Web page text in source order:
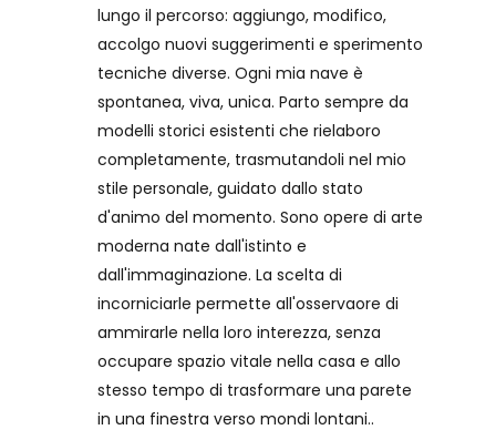
lungo il percorso: aggiungo, modifico,
accolgo nuovi suggerimenti e sperimento
tecniche diverse. Ogni mia nave è
spontanea, viva, unica. Parto sempre da
modelli storici esistenti che rielaboro
completamente, trasmutandoli nel mio
stile personale, guidato dallo stato
d'animo del momento. Sono opere di arte
moderna nate dall'istinto e
dall'immaginazione. La scelta di
incorniciarle permette all'osservaore di
ammirarle nella loro interezza, senza
occupare spazio vitale nella casa e allo
stesso tempo di trasformare una parete
in una finestra verso mondi lontani..